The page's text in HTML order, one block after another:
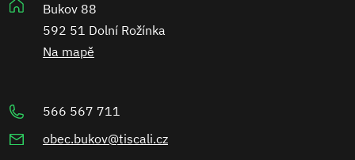
Bukov 88
592 51 Dolní Rožínka
Na mapě
566 567 711
obec.bukov@tiscali.cz